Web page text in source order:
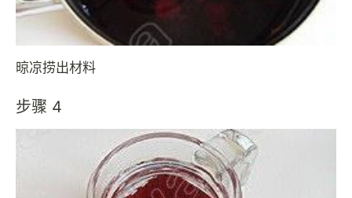
晾凉捞出材料
步骤 4